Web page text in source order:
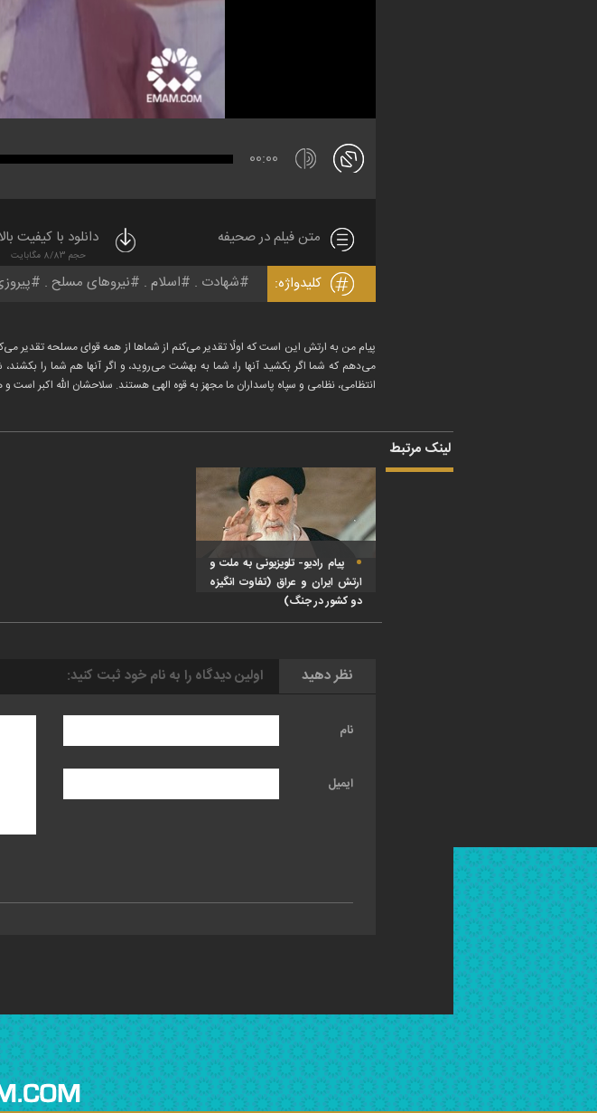
00:00
متن فیلم در صحیفه دانلود با کیفیت بالا
حجم 8/83 مگابایت
کلیدواژه: شهادت اسلام نیروهای مسلح
پیام من به ارتش این است که اولًا تقدیر می‌کنم از شماها از همه قوای مسلحه تقدیر
می‌دهم که شما اگر بکشید آنها را، شما به بهشت می‌روید، و اگر آنها هم شما را
انتظامی، نظامی و سپاه پاسداران ما مجهز به قوه الهی هستند. سلاحشان الله
لینک مرتبط
پیام رادیو- تلویزیونی به ملت و
ارتش ایران و عراق (تفاوت انگیزه
دو کشور در جنگ)
نظر دهید اولین دیدگاه را به نام خود ثبت کنید:
نام
ایمیل